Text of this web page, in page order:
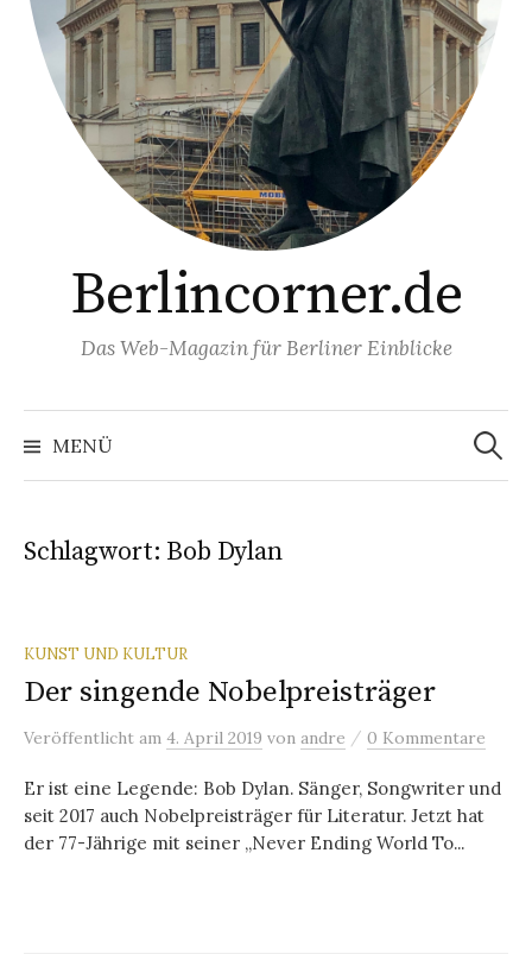
Berlincorner.de
Das Web-Magazin für Berliner Einblicke
MENÜ
Suchen
nach:
Schlagwort: Bob Dylan
KUNST UND KULTUR
Der singende Nobelpreisträger
Veröffentlicht am 4. April 2019 von andre / 0 Kommentare
Er ist eine Legende: Bob Dylan. Sänger, Songwriter und
seit 2017 auch Nobelpreisträger für Literatur. Jetzt hat
der 77-Jährige mit seiner „Never Ending World To...